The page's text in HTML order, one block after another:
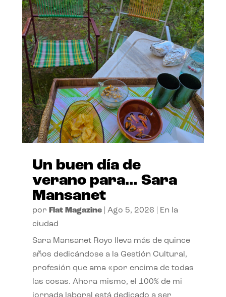
Un buen día de
verano para… Sara
Mansanet
por Flat Magazine| Ago 5, 2026
En la
ciudad
Sara Mansanet Royo lleva más de quince
años dedicándose a la Gestión Cultural,
profesión que ama «por encima de todas
las cosas. Ahora mismo, el 100% de mi